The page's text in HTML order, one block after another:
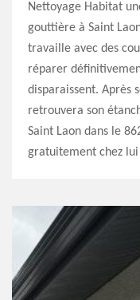
Nettoyage Habitat
gouttière à Saint
travaille avec des
réparer
disparaissent. Après
retrouvera son
Saint Laon dans le
gratuitement chez